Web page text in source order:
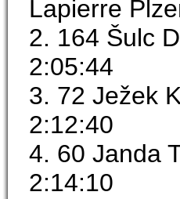
Lapierre
2. 164 Šulc
2:05:44
3. 72 Ježek
2:12:40
4. 60 Janda
2:14:10